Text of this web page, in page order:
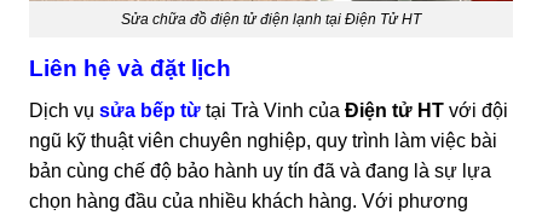
Sửa chữa đồ điện tử điện lạnh tại Điện Tử HT
Liên hệ và đặt lịch
Dịch vụ sửa bếp từ tại Trà Vinh của Điện tử HT với đội
ngũ kỹ thuật viên chuyên nghiệp, quy trình làm việc bài
bản cùng chế độ bảo hành uy tín đã và đang là sự lựa
chọn hàng đầu của nhiều khách hàng. Với phương